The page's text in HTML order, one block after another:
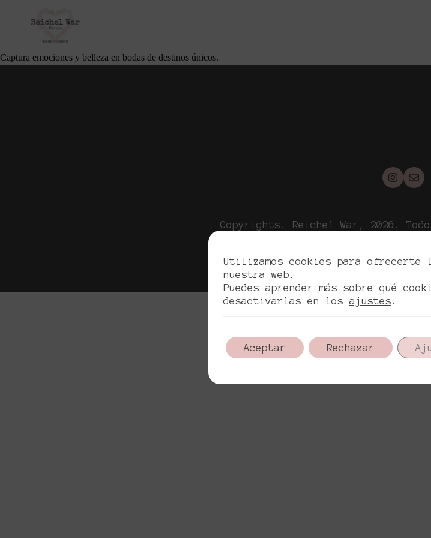
julio 14, 2025
Cliente Apellidos
Captura emociones y belleza en bodas de destinos únicos.
Copyrights. Reichel War, 2026.
Utilizamos cookies para ofrecerte
nuestra web.
Puedes aprender más sobre qué
desactivarlas en losajustes.
Aceptar Rechazar